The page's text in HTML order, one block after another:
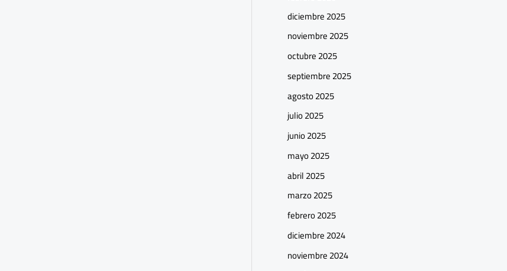
diciembre 2025
noviembre 2025
octubre 2025
septiembre 2025
agosto 2025
julio 2025
junio 2025
mayo 2025
abril 2025
marzo 2025
febrero 2025
diciembre 2024
noviembre 2024